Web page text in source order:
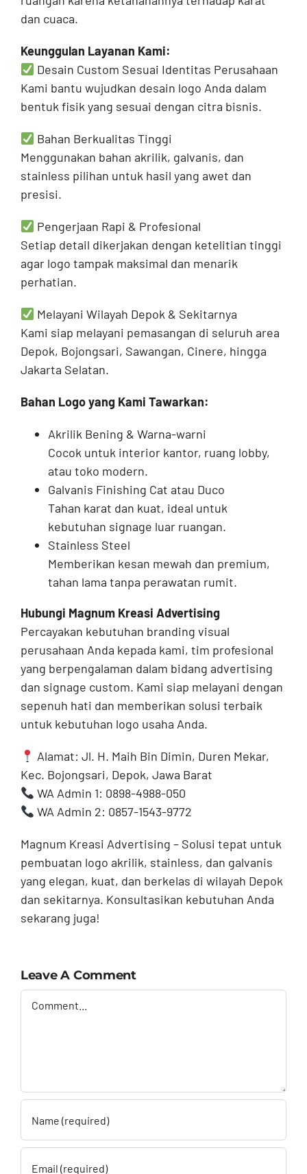
dan cuaca.
Keunggulan Layanan Kami:
Desain Custom Sesuai Identitas Perusahaan
Kami bantu wujudkan desain logo Anda dalam
bentuk fisik yang sesuai dengan citra bisnis.
Bahan Berkualitas Tinggi
Menggunakan bahan akrilik, galvanis, dan
stainless pilihan untuk hasil yang awet dan
presisi.
Pengerjaan Rapi & Profesional
Setiap detail dikerjakan dengan ketelitian tinggi
agar logo tampak maksimal dan menarik
perhatian.
Melayani Wilayah Depok & Sekitarnya
Kami siap melayani pemasangan di seluruh area
Depok, Bojongsari, Sawangan, Cinere, hingga
Jakarta Selatan.
Bahan Logo yang Kami Tawarkan:
Akrilik Bening & Warna-warni
Cocok untuk interior kantor, ruang lobby,
atau toko modern.
Galvanis Finishing Cat atau Duco
Tahan karat dan kuat, ideal untuk
kebutuhan signage luar ruangan.
Stainless Steel
Memberikan kesan mewah dan premium,
tahan lama tanpa perawatan rumit.
Hubungi Magnum Kreasi Advertising
Percayakan kebutuhan branding visual
perusahaan Anda kepada kami, tim profesional
yang berpengalaman dalam bidang advertising
dan signage custom. Kami siap melayani dengan
sepenuh hati dan memberikan solusi terbaik
untuk kebutuhan logo usaha Anda.
Alamat: Jl. H. Maih Bin Dimin, Duren Mekar,
Kec. Bojongsari, Depok, Jawa Barat
WA Admin 1: 0898-4988-050
WA Admin 2: 0857-1543-9772
Magnum Kreasi Advertising – Solusi tepat untuk
pembuatan logo akrilik, stainless, dan galvanis
yang elegan, kuat, dan berkelas di wilayah Depok
dan sekitarnya. Konsultasikan kebutuhan Anda
sekarang juga!
Leave A Comment